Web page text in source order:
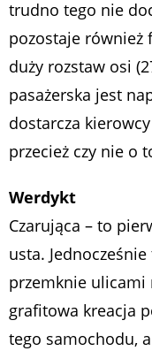
trudno tego nie
pozostaje również
duży rozstaw osi
pasażerska jest
dostarcza
przecież czy nie o
Werdykt
Czarująca – to
usta.
przemknie ulicami
grafitowa kreacja
tego samochodu,